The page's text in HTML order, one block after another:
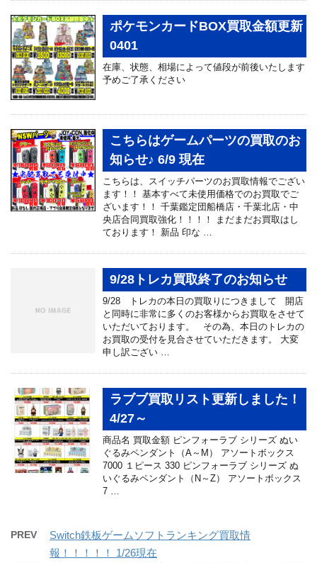
ポケモンカードBOX買取金額更新
0401
在庫、状態、相場によって値段が前後いたします
予めご了承ください
こちらはゲームパーツの買取のお
知らせ♪ 6/9 現在
こちらは、スイッチパーツのお買取情報でござい
ます！！ 基本すべて未使用価格でのお買取でご
ざいます！！ 千葉鑑定団船橋店・千葉北店・中
央店合同買取強化！！！！ まだまだお買取はし
ております！ 新品 印な …
9/28トレカ買取終了のお知らせ
9/28 トレカの本日の買取りにつきまして 開店
と同時に非常に多くのお客様からお買取をさせて
いただいております。 その為、本日のトレカの
お買取の受付を見合させていただきます。 大変
申し訳ござい …
ラブブ買取リスト更新しました！
4/27～
商品名 買取金額 ピンフォーラブ シリーズ ぬい
ぐるみペンダント（A～M） アソートボックス
7000 １ピース 330 ピンフォーラブ シリーズ ぬ
いぐるみペンダント（N～Z） アソートボックス
7 …
PREV
Switch鉄板ゲームソフトランキング買取情
報！！！！！ 1/26現在